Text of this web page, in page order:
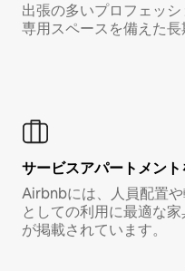
出張の多いプロフェッ
専用スペースを備えた長
サービスアパートメン
Airbnbには、人員配置
としての利用に最適な
が掲載されています。